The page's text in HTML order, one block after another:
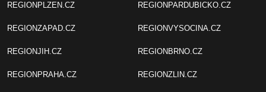
REGIONPLZEN.CZ
REGIONZAPAD.CZ
REGIONJIH.CZ
REGIONPRAHA.CZ
REGIONPARDUBICKO.CZ
REGIONVYSOCINA.CZ
REGIONBRNO.CZ
REGIONZLIN.CZ